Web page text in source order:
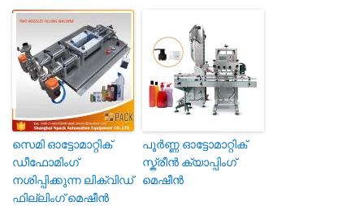
സെമി ഓട്ടോമാറ്റിക്
ഡീഫോമിംഗ്
നശിപ്പിക്കുന്ന ലിക്വിഡ്
ഫില്ലിംഗ് മെഷീൻ
പൂർണ്ണ ഓട്ടോമാറ്റിക്
സ്ക്രീൻ ക്യാപ്പിംഗ്
മെഷീൻ